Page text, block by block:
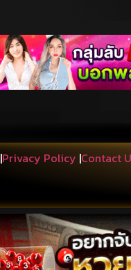
|Privacy Policy |Contact